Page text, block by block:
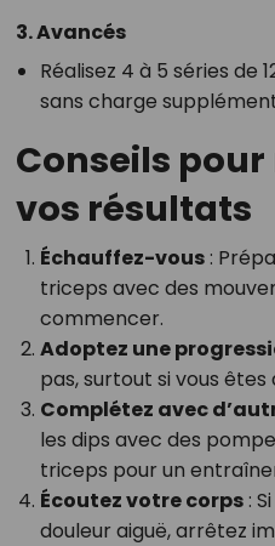
3. Avancés
Réalisez 4 à 5 séries de
sans charge
Conseils
vos résultats
Échauffez-vous:
triceps avec des
commencer.
Adoptez une
pas, surtout si vous
Complétez avec
les dips avec des
triceps pour un
Écoutez votre corps:
douleur aiguë, arrêtez